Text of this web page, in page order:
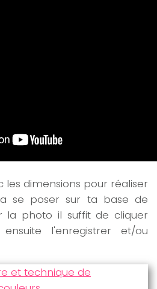
les dimensions pour réaliser
se poser sur ta base de
la photo il suffit de cliquer
l'enregistrer et/ou